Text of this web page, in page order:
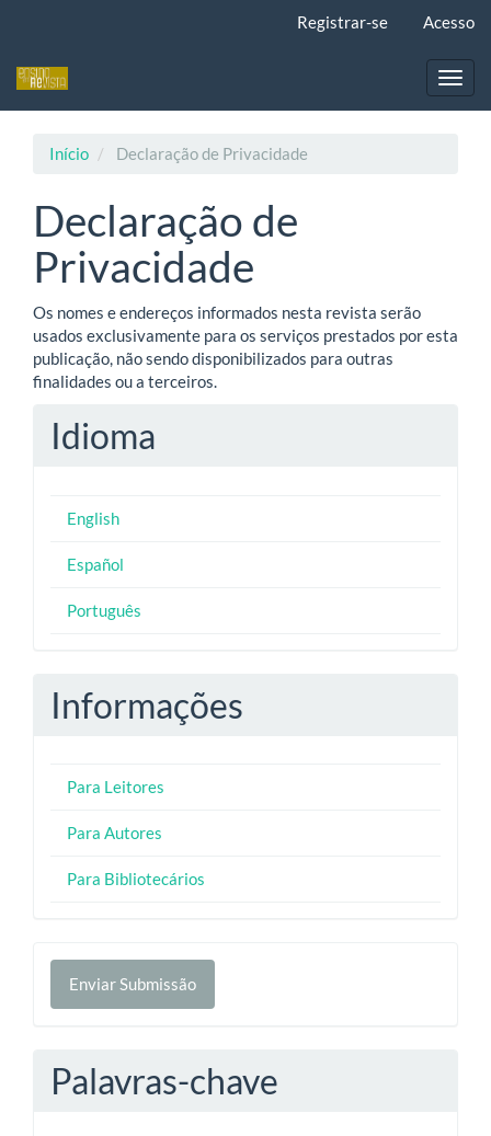
principal
Registrar-se Acesso
Início Declaração de Privacidade
Declaração de
Privacidade
Os nomes e endereços informados nesta revista serão
usados exclusivamente para os serviços prestados por esta
publicação, não sendo disponibilizados para outras
finalidades ou a terceiros.
Idioma
English
Español
Português
Informações
Para Leitores
Para Autores
Para Bibliotecários
Enviar
Submissão
Enviar Submissão
Palavras-chave